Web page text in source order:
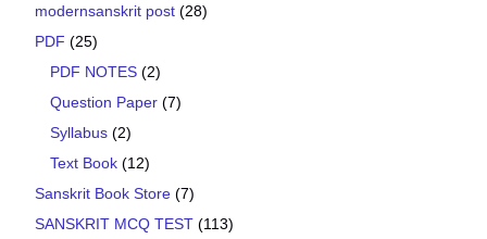
modernsanskrit post (28)
PDF (25)
PDF NOTES (2)
Question Paper (7)
Syllabus (2)
Text Book (12)
Sanskrit Book Store (7)
SANSKRIT MCQ TEST (113)